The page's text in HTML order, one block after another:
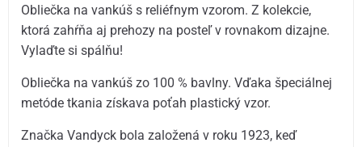
Obliečka na vankúš s reliéfnym vzorom. Z kolekcie,
ktorá zahŕňa aj prehozy na posteľ v rovnakom dizajne.
Vylaďte si spálňu!
Obliečka na vankúš zo 100 % bavlny. Vďaka špeciálnej
metóde tkania získava poťah plastický vzor.
Značka Vandyck bola založená v roku 1923, keď